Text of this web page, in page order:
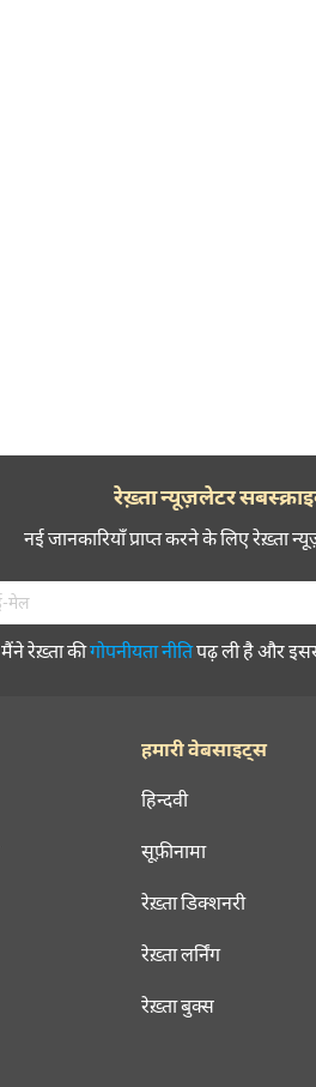
रेख़्ता न्यूज़लेटर
नई जानकारियाँ प्राप्त करने के लिए रेख़्ता
मैंने रेख़्ता कीगोपनीयता नीतिपढ़ ली है और
हमारी वेबसाइट्स
हिन्दवी
सूफ़ीनामा
रेख़्ता डिक्शनरी
रेख़्ता लर्निंग
रेख़्ता बुक्स